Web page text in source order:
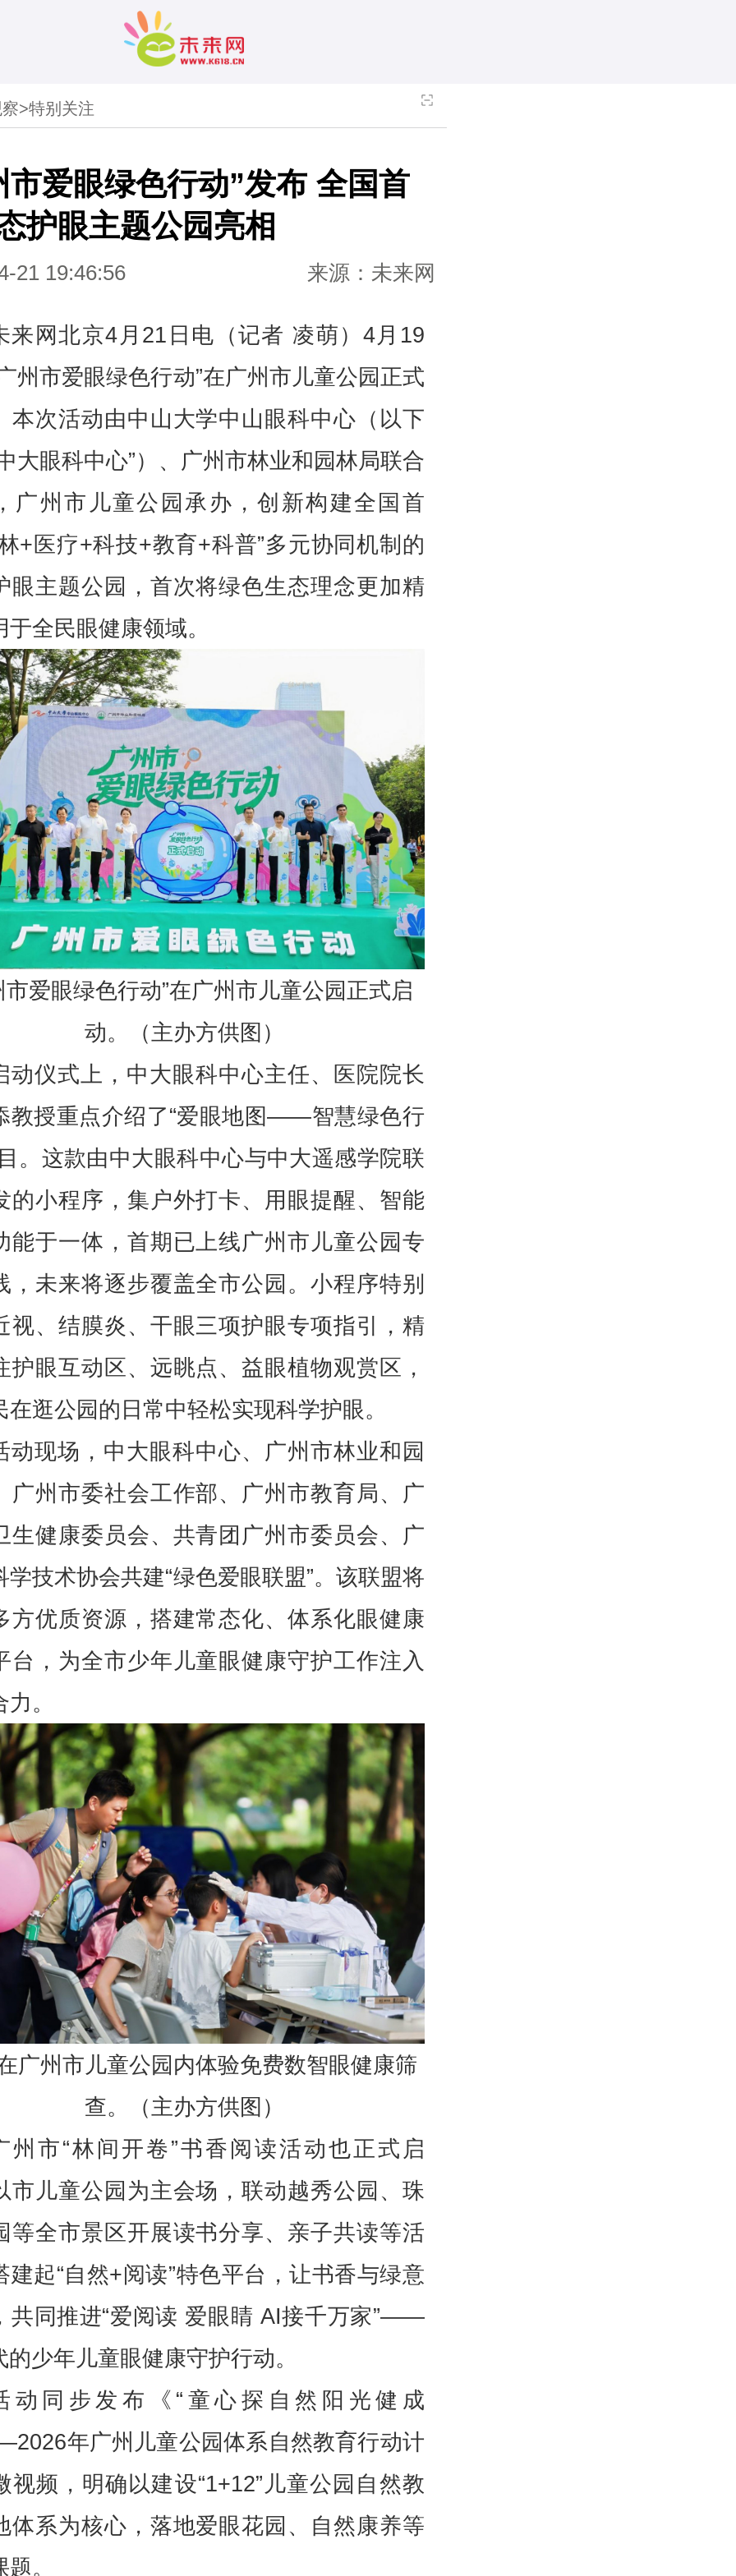
>特别关注
市爱眼绿色行动”发布 全国首
护眼主题公园亮相
21 19:46:56 来源：未来网
来网北京4月21日电（记者 凌萌）4月19
州市爱眼绿色行动”在广州市儿童公园正式
本次活动由中山大学中山眼科中心（以下
大眼科中心”）、广州市林业和园林局联合
广州市儿童公园承办，创新构建全国首
+医疗+科技+教育+科普”多元协同机制的
眼主题公园，首次将绿色生态理念更加精
于全民眼健康领域。
市爱眼绿色行动”在广州市儿童公园正式启
动。（主办方供图）
动仪式上，中大眼科中心主任、医院院长
教授重点介绍了“爱眼地图——智慧绿色行
。这款由中大眼科中心与中大遥感学院联
的小程序，集户外打卡、用眼提醒、智能
能于一体，首期已上线广州市儿童公园专
，未来将逐步覆盖全市公园。小程序特别
视、结膜炎、干眼三项护眼专项指引，精
护眼互动区、远眺点、益眼植物观赏区，
在逛公园的日常中轻松实现科学护眼。
动现场，中大眼科中心、广州市林业和园
广州市委社会工作部、广州市教育局、广
生健康委员会、共青团广州市委员会、广
学技术协会共建“绿色爱眼联盟”。该联盟将
方优质资源，搭建常态化、体系化眼健康
台，为全市少年儿童眼健康守护工作注入
。
广州市儿童公园内体验免费数智眼健康筛
查。（主办方供图）
州市“林间开卷”书香阅读活动也正式启
市儿童公园为主会场，联动越秀公园、珠
等全市景区开展读书分享、亲子共读等活
建起“自然+阅读”特色平台，让书香与绿意
共同推进“爱阅读 爱眼睛 AI接千万家”——
的少年儿童眼健康守护行动。
动同步发布《“童心探自然阳光健成
年广州儿童公园体系自然教育行动计
视频，明确以建设“1+12”儿童公园自然教
体系为核心，落地爱眼花园、自然康养等
。